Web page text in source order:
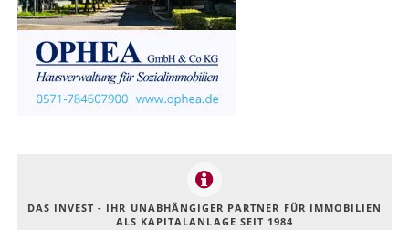
DAS INVEST - IHR UNABHÄNGIGER PARTNER FÜR IMMOBILIEN
ALS KAPITALANLAGE SEIT 1984